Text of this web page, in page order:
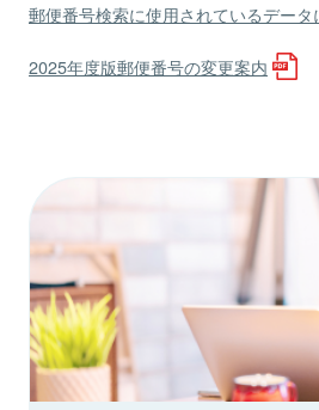
郵便番号検索に使用されているデータ
2025年度版郵便番号の変更案内